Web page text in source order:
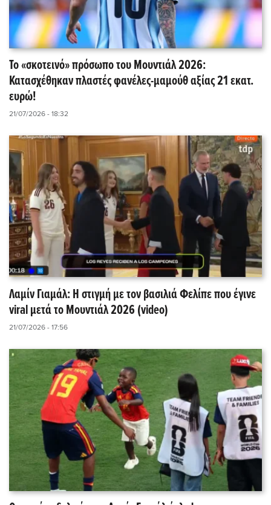
Το «σκοτεινό» πρόσωπο του Μουντιάλ 2026:
Κατασχέθηκαν πλαστές φανέλες-μαμούθ αξίας 21 εκατ.
ευρώ!
21/07/2026 - 18:32
Λαμίν Γιαμάλ: Η στιγμή με τον βασιλιά Φελίπε που έγινε
viral μετά το Μουντιάλ 2026 (video)
21/07/2026 - 17:56